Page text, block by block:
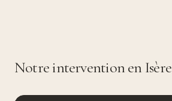
Notre intervention en Isère